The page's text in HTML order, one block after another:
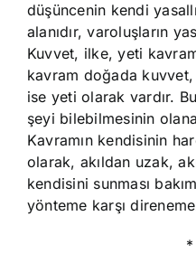
düşüncenin kendi
alanıdır, varoluşların
Kuvvet, ilke, yeti
kavram doğada
ise yeti olarak vardır.
şeyi bilebilmesinin
Kavramın kendisinin
olarak, akıldan uzak,
kendisini sunması
yönteme karşı